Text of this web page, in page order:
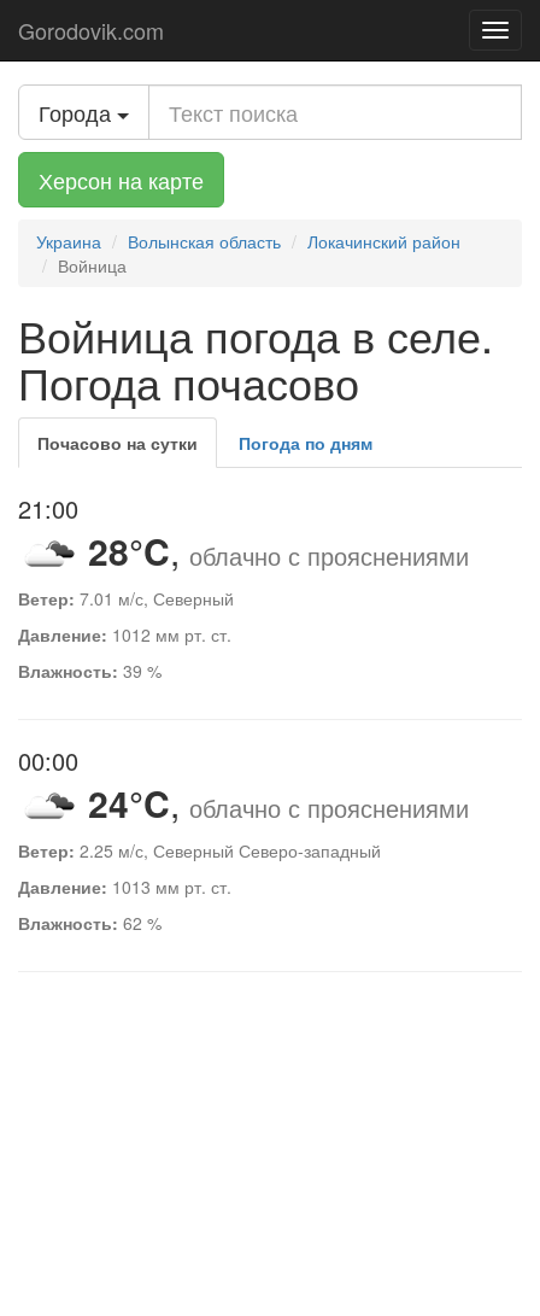
Gorodovik.com
Города
Херсон на карте
Украина Волынская область
Локачинский район
Войница
Войница погода в селе.
Погода почасово
Почасово на сутки Погода по дням
21:00
28°C, облачно с прояснениями
Ветер: 7.01 м/с, Северный
Давление: 1012 мм рт. ст.
Влажность: 39 %
00:00
24°C, облачно с прояснениями
Ветер: 2.25 м/с, Северный Северо-западный
Давление: 1013 мм рт. ст.
Влажность: 62 %